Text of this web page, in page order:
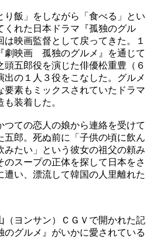
り飯」をしながら「食べる」とい
くれた日本ドラマ『孤独のグル
は映画監督として戻ってきた。１
劇映画 孤独のグルメ』を通じて
五郎役を演じた俳優松重豊（６
出の１人３役をこなした。グルメ
要素もミックスされていたドラマ
装着した。
つての恋人の娘から連絡を受けて
五郎。死ぬ前に「子供の頃に飲ん
みたい」という彼女の祖父の頼み
のスープの正体を探して日本をさ
い、漂流して韓国の人里離れた
（ヨンサン）ＣＧＶで開かれた記
グルメ』がいかに愛されている